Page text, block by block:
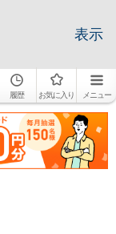
表示
履歴 お気に入り メニュー